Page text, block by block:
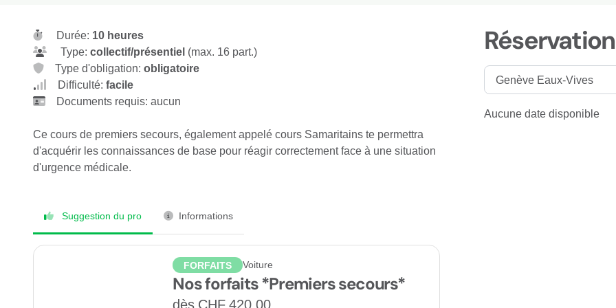
Durée: 10 heures
Type: collectif/présentiel (max. 16 part.)
Type d'obligation: obligatoire
Difficulté: facile
Documents requis: aucun
Ce cours de premiers secours, également appelé cours Samaritains te permettra
d'acquérir les connaissances de base pour réagir correctement face à une situation
d'urgence médicale.
Suggestion du pro Informations
FORFAITS Voiture
Nos forfaits *Premiers secours*
dès CHF 420.00
Réservation
Aucune date disponible